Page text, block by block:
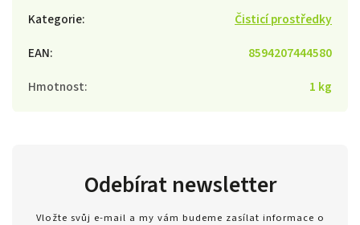
Kategorie:
Čisticí prostředky
EAN:
8594207444580
Hmotnost: 1 kg
Odebírat newsletter
Vložte svůj e-mail a my vám budeme zasílat informace o